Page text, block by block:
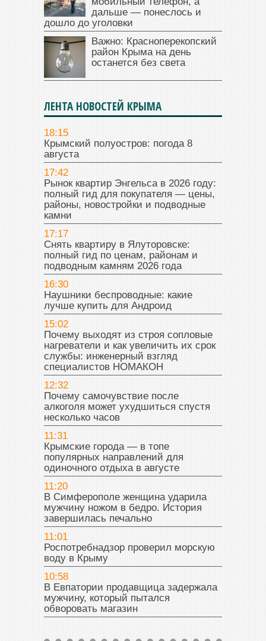
дальше — понеслось и
дошло до уголовки
Важно: Красноперекопский
район Крыма на день
останется без света
ЛЕНТА НОВОСТЕЙ КРЫМА
18:15
Крымский полуостров: погода 8
августа
17:42
Рынок квартир Энгельса в 2026 году:
полный гид для покупателя — цены,
районы, новостройки и подводные
камни
17:17
Снять квартиру в Ялуторовске:
полный гид по ценам, районам и
подводным камням 2026 года
16:30
Наушники беспроводные: какие
лучше купить для Андроид
15:02
Почему выходят из строя сопловые
нагреватели и как увеличить их срок
службы: инженерный взгляд
специалистов НОМАКОН
12:32
Почему самочувствие после
алкоголя может ухудшиться спустя
несколько часов
11:31
Крымские города — в топе
популярных направлений для
одиночного отдыха в августе
11:20
В Симферополе женщина ударила
мужчину ножом в бедро. История
завершилась печально
11:01
Роспотребнадзор проверил морскую
воду в Крыму
10:58
В Евпатории продавщица задержала
мужчину, который пытался
обворовать магазин